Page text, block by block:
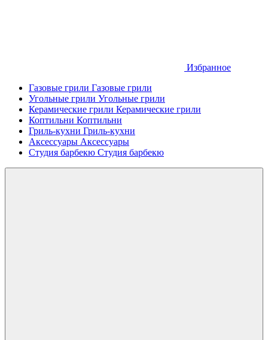
Избранное
Газовые грили Газовые грили
Угольные грили Угольные грили
Керамические грили Керамические грили
Коптильни Коптильни
Гриль-кухни Гриль-кухни
Аксессуары Аксессуары
Студия барбекю Студия барбекю